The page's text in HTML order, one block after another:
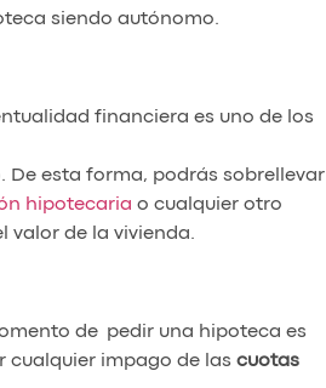
siendo autónomo.
financiera es uno de los
De esta forma, podrás sobrellevar
hipotecaria o cualquier otro
valor de la vivienda.
de pedir una hipoteca es
cualquier impago de las cuotas